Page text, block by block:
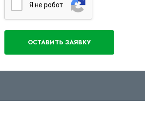
Я нe poбoт